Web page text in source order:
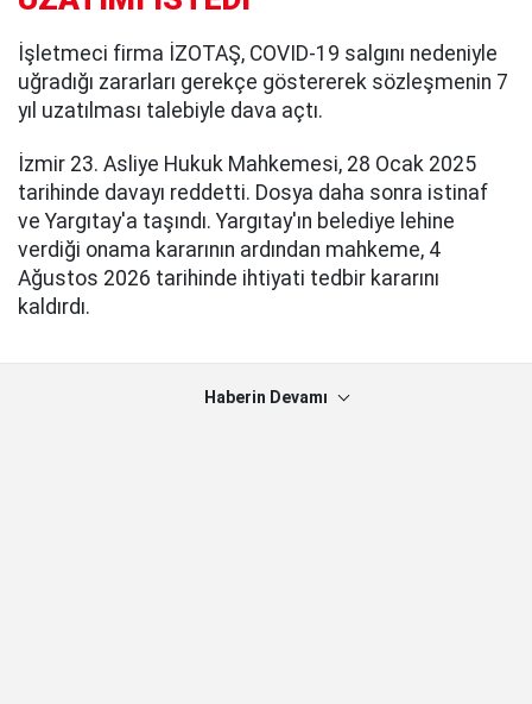
İşletmeci firma İZOTAŞ, COVID-19 salgını nedeniyle
uğradığı zararları gerekçe göstererek sözleşmenin 7
yıl uzatılması talebiyle dava açtı.
İzmir 23. Asliye Hukuk Mahkemesi, 28 Ocak 2025
tarihinde davayı reddetti. Dosya daha sonra istinaf
ve Yargıtay'a taşındı. Yargıtay'ın belediye lehine
verdiği onama kararının ardından mahkeme, 4
Ağustos 2026 tarihinde ihtiyati tedbir kararını
kaldırdı.
Haberin Devamı